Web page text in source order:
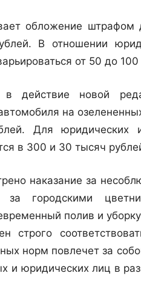
обложение штрафом
В отношении
от 50 до
новой
на
Для юридических
в 300 и 30 тысяч
наказание за
городскими
полив и
норм повлечет за
и юридических лиц в